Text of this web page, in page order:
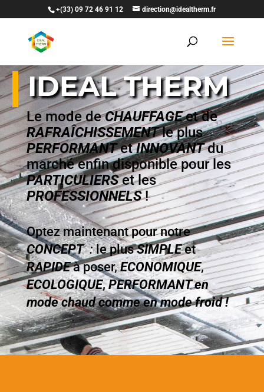
+(33) 09 72 46 91 12 direction@idealtherm.fr
IDEAL THERM
Le mode deCHAUFFAGE et de
RAFRAÎCHISSEMENTle plus
PERFORMANT etINNOVANT du
marché enfin disponible pour les
PARTICULIERSet les
PROFESSIONNELS !
Optez maintenant pour notre
CONCEPT:le plusSIMPLE et
RAPIDE à poser,ECONOMIQUE,
ECOLOGIQUE,PERFORMANT en
mode chaud comme en mode froid !